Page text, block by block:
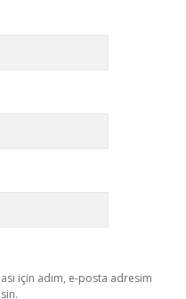
için adım, e-posta adresim